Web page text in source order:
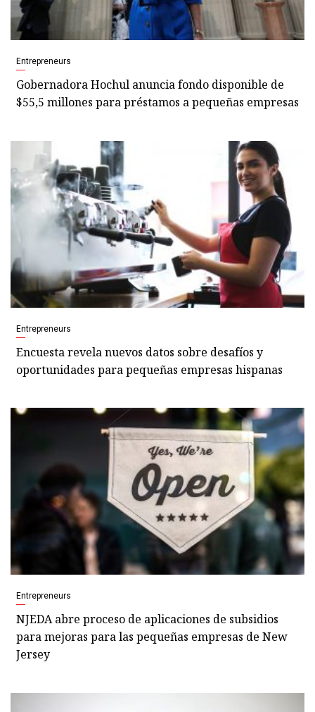
Entrepreneurs
Gobernadora Hochul anuncia fondo disponible de
$55,5 millones para préstamos a pequeñas empresas
Entrepreneurs
Encuesta revela nuevos datos sobre desafíos y
oportunidades para pequeñas empresas hispanas
Entrepreneurs
NJEDA abre proceso de aplicaciones de subsidios
para mejoras para las pequeñas empresas de New
Jersey